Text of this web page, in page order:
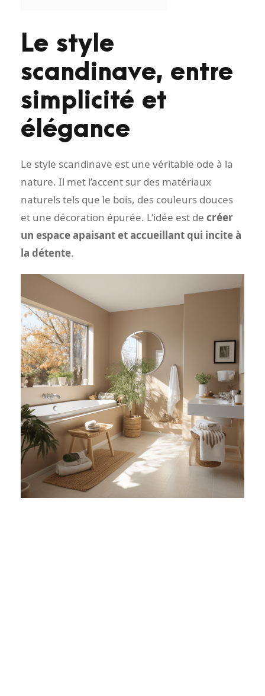
Le style
scandinave, entre
simplicité et
élégance
Le style scandinave est une véritable ode à la
nature. Il met l’accent sur des matériaux
naturels tels que le bois, des couleurs douces
et une décoration épurée. L’idée est de créer
un espace apaisant et accueillant qui incite à
la détente.